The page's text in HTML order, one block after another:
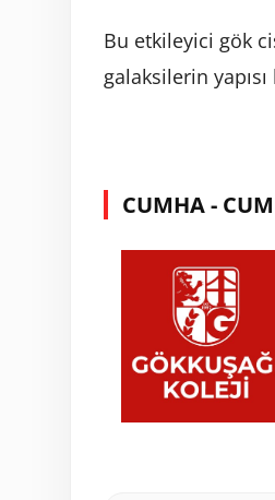
Bu etkileyici gök
galaksilerin
CUMHA -